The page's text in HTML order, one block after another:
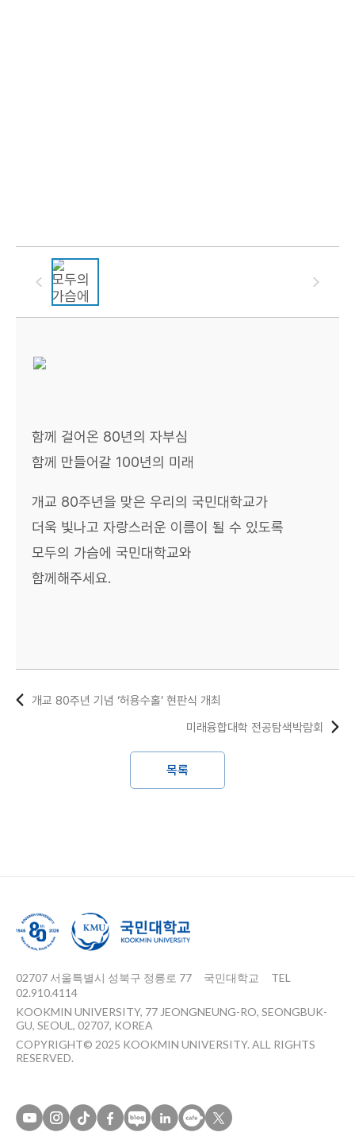
함께 걸어온 80년의 자부심
함께 만들어갈 100년의 미래
개교 80주년을 맞은 우리의 국민대학교가
더욱 빛나고 자랑스러운 이름이 될 수 있도록
모두의 가슴에 국민대학교와
함께해주세요.
개교 80주년 기념 ‘허용수홀’ 현판식 개최
목록
미래융합대학 전공탐색박람회
02707 서울특별시 성북구 정릉로 77 국민대학교
TEL
02.910.4114
KOOKMIN UNIVERSITY, 77 JEONGNEUNG-RO, SEONGBUK-
GU, SEOUL, 02707, KOREA
COPYRIGHT© 2025 KOOKMIN UNIVERSITY. ALL RIGHTS
RESERVED.